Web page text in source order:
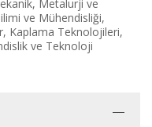
Metalurji ve
ve Mühendisliği,
Kaplama Teknolojileri,
ve Teknoloji